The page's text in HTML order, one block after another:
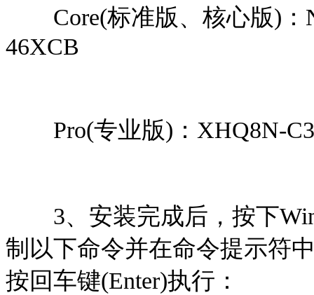
Core(标准版、核心版)：
46XCB
Pro(专业版)：XHQ8N-
3、安装完成后，按下
制以下命令并在命令提示符
按回车键(Enter)执行：